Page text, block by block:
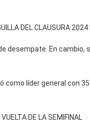
DEL CLAUSURA 2024
desempate. En cambio,
como líder general con
DE LA SEMIFINAL